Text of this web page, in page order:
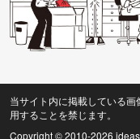
当サイト内に掲載している
用することを禁じます。
Copyright © 2010-2026